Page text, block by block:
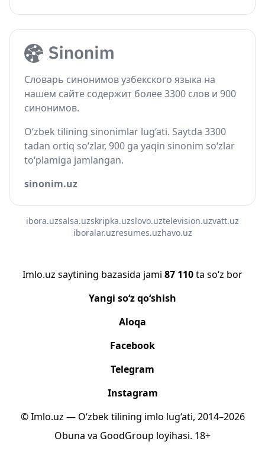
Словарь синонимов узбекского языка на
нашем сайте содержит более 3300 слов и 900
синонимов.
O‘zbek tilining sinonimlar lug‘ati. Saytda 3300
tadan ortiq so‘zlar, 900 ga yaqin sinonim so‘zlar
to‘plamiga jamlangan.
sinonim.uz
ibora.uzsalsa.uzskripka.uzslovo.uztelevision.uzvatt.uz
iboralar.uzresumes.uzhavo.uz
Imlo.uz saytining bazasida jami 87 110ta so‘z bor
Yangi so‘z qo‘shish
Aloqa
Facebook
Telegram
Instagram
© Imlo.uz — O‘zbek tilining imlo lug‘ati, 2014–2026
Obuna va GoodGroup loyihasi. 18+